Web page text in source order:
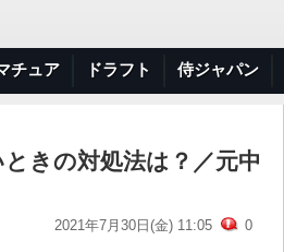
チュア ドラフト 侍ジャパン
きの対処法は？／元中
2021年7月30日(金) 11:05 0